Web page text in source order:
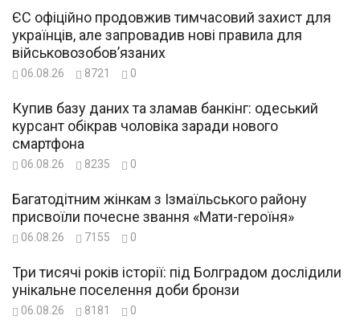
ЄС офіційно продовжив тимчасовий захист для
українців, але запровадив нові правила для
військовозобов’язаних
06.08.26 8721 0
Купив базу даних та зламав банкінг: одеський
курсант обікрав чоловіка заради нового
смартфона
06.08.26 8235 0
Багатодітним жінкам з Ізмаїльського району
присвоїли почесне звання «Мати-героїня»
06.08.26 7155 0
Три тисячі років історії: під Болградом дослідили
унікальне поселення доби бронзи
06.08.26 8181 0